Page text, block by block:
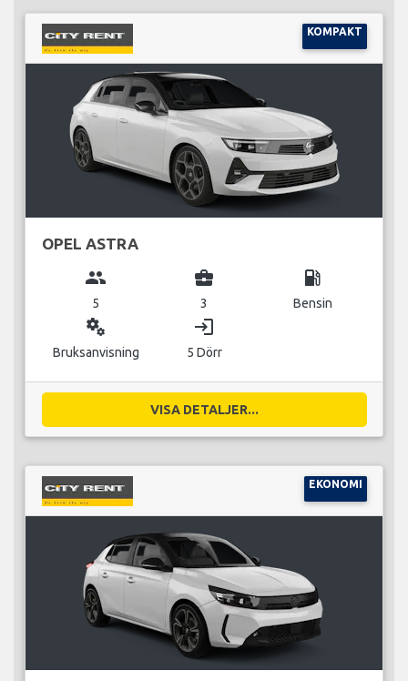
KOMPAKT
OPEL ASTRA
group
5
business_center
3
local_gas_station
Bensin
miscellaneous_services
Bruksanvisning
login
5 Dörr
VISA DETALJER...
EKONOMI